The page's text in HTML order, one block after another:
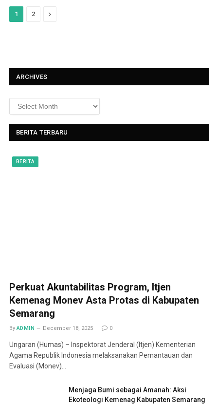
1 2
N
ARCHIVES
BERITA TERBARU
BERITA
Perkuat Akuntabilitas Program, Itjen
Kemenag Monev Asta Protas di Kabupaten
Semarang
By ADMIN December 18, 2025 0
Ungaran (Humas) – Inspektorat Jenderal (Itjen) Kementerian
Agama Republik Indonesia melaksanakan Pemantauan dan
Evaluasi (Monev)…
Menjaga Bumi sebagai Amanah: Aksi
Ekoteologi Kemenag Kabupaten Semarang